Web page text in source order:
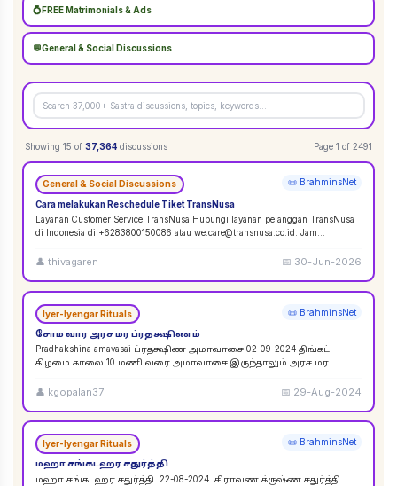
💍 FREE Matrimonials & Ads
💬General & Social Discussions
Showing 15 of 37,364 discussions Page 1 of 2491
General & Social Discussions 📜 BrahminsNet
Cara melakukan Reschedule Tiket TransNusa
Layanan Customer Service TransNusa Hubungi layanan pelanggan TransNusa
di Indonesia di +6283800150086 atau we.care@transnusa.co.id. Jam
👤 thivagaren 📅 30-Jun-2026
Iyer-Iyengar Rituals 📜 BrahminsNet
சோம வார அரச மர ப்ரதக்ஷிணம்
Pradhakshina amavasai ப்ரதக்ஷிண அமாவாசை 02-09-2024 திங்கட்
கிழமை காலை 10 மணி வரை அமாவாசை இருந்தாலும் அரச மர
👤 kgopalan37 📅 29-Aug-2024
Iyer-Iyengar Rituals 📜 BrahminsNet
மஹா சங்கடஹர சதுர்த்தி
மஹா சங்கடஹர சதுர்த்தி. 22-08-2024. சிராவண க்ருஷ்ண சதுர்த்தி.